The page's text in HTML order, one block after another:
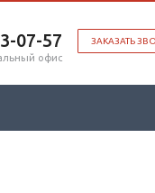
ЗАКАЗАТЬ
07-57
офис